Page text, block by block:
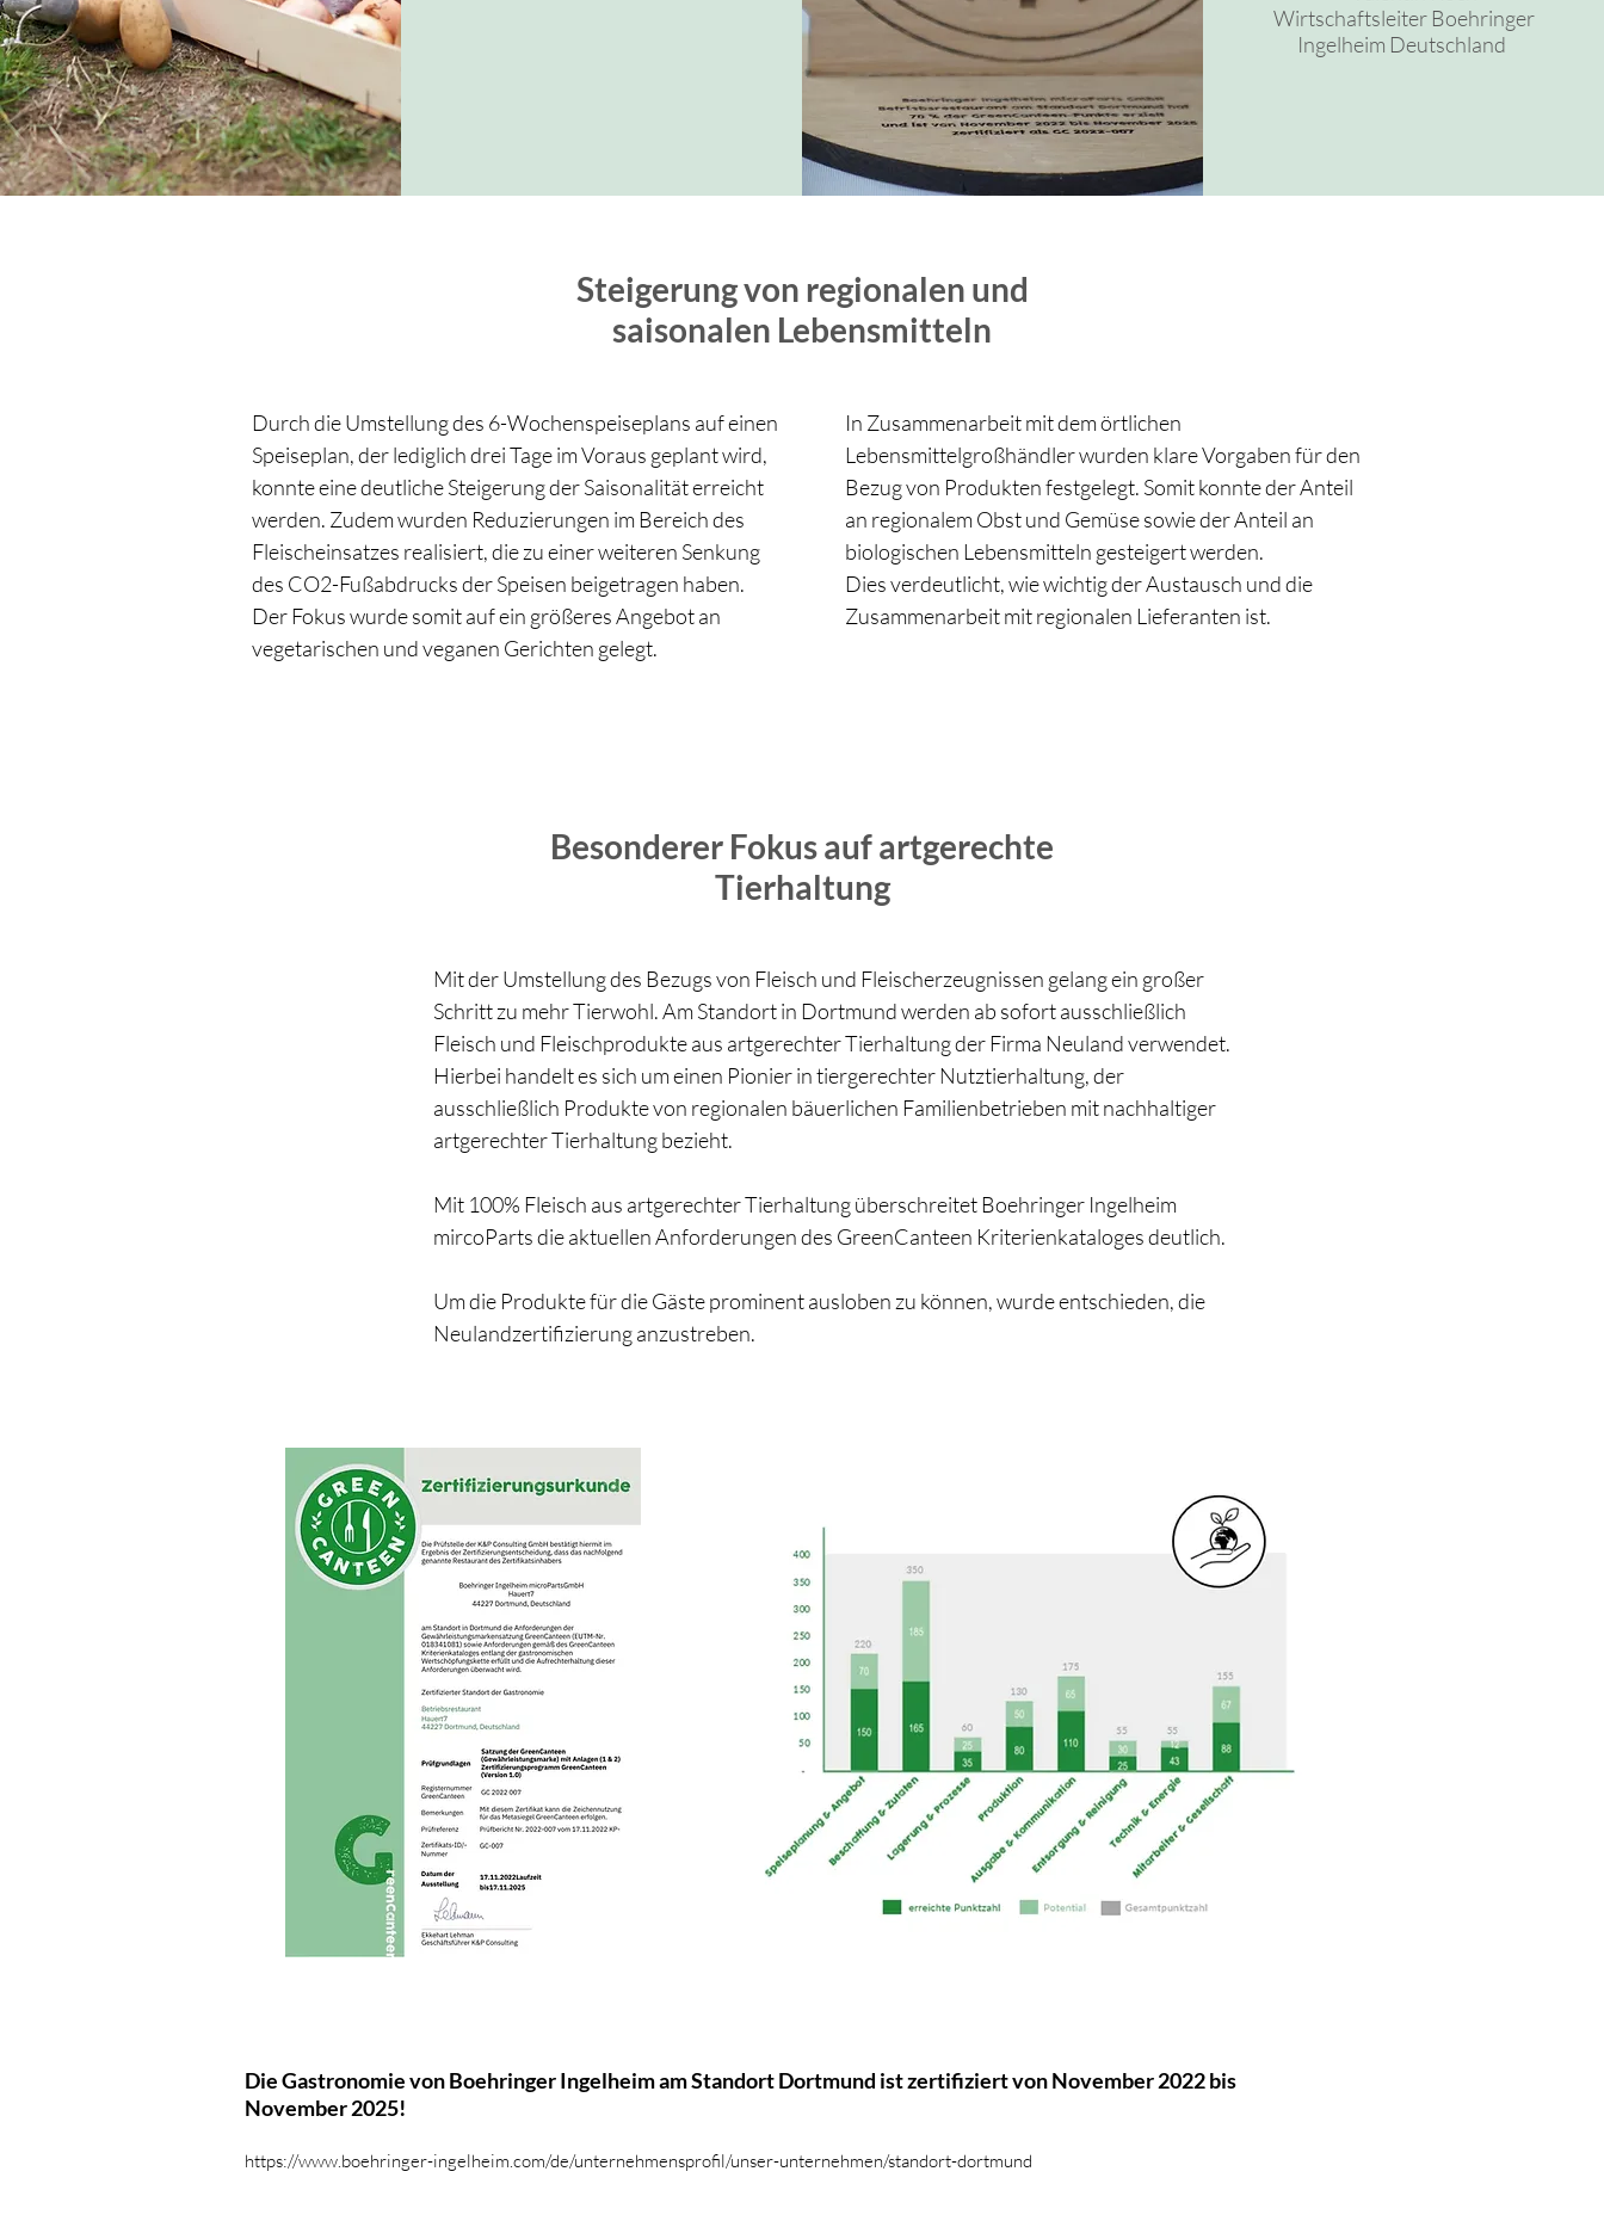
Wirtschaftsleiter Boehringer
Ingelheim Deutschland
Steigerung von regionalen und
saisonalen Lebensmitteln
Durch die Umstellung des 6-Wochenspeiseplans auf einen
Speiseplan, der lediglich drei Tage im Voraus geplant wird,
konnte eine deutliche Steigerung der Saisonalität erreicht
werden. Zudem wurden Reduzierungen im Bereich des
Fleischeinsatzes realisiert, die zu einer weiteren Senkung
des CO2-Fußabdrucks der Speisen beigetragen haben.
Der Fokus wurde somit auf ein größeres Angebot an
vegetarischen und veganen Gerichten gelegt.
In Zusammenarbeit mit dem örtlichen
Lebensmittelgroßhändler wurden klare Vorgaben für den
Bezug von Produkten festgelegt. Somit konnte der Anteil
an regionalem Obst und Gemüse sowie der Anteil an
biologischen Lebensmitteln gesteigert werden.
Dies verdeutlicht, wie wichtig der Austausch und die
Zusammenarbeit mit regionalen Lieferanten ist.
Besonderer Fokus auf artgerechte
Tierhaltung
Mit der Umstellung des Bezugs von Fleisch und Fleischerzeugnissen gelang ein großer
Schritt zu mehr Tierwohl. Am Standort in Dortmund werden ab sofort ausschließlich
Fleisch und Fleischprodukte aus artgerechter Tierhaltung der Firma Neuland verwendet.
Hierbei handelt es sich um einen Pionier in tiergerechter Nutztierhaltung, der
ausschließlich Produkte von regionalen bäuerlichen Familienbetrieben mit nachhaltiger
artgerechter Tierhaltung bezieht.
Mit 100% Fleisch aus artgerechter Tierhaltung überschreitet Boehringer Ingelheim
mircoParts die aktuellen Anforderungen des GreenCanteen Kriterienkataloges deutlich.
Um die Produkte für die Gäste prominent ausloben zu können, wurde entschieden, die
Neulandzertifizierung anzustreben.
Die Gastronomie von Boehringer Ingelheim am Standort Dortmund ist zertifiziert von November 2022 bis
November 2025!
https://www.boehringer-ingelheim.com/de/unternehmensprofil/unser-unternehmen/standort-dortmund